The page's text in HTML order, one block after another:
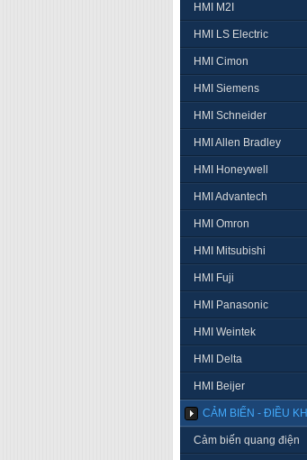
HMI M2I
HMI LS Electric
HMI Cimon
HMI Siemens
HMI Schneider
HMI Allen Bradley
HMI Honeywell
HMI Advantech
HMI Omron
HMI Mitsubishi
HMI Fuji
HMI Panasonic
HMI Weintek
HMI Delta
HMI Beijer
CẢM BIẾN - ĐIỀU
Cảm biến quang điện